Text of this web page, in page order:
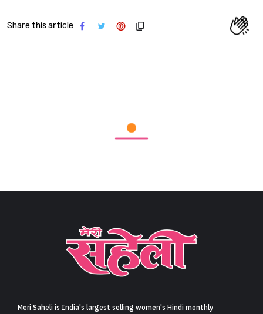
Share this article
Meri Saheli is India's largest selling women's Hindi monthly